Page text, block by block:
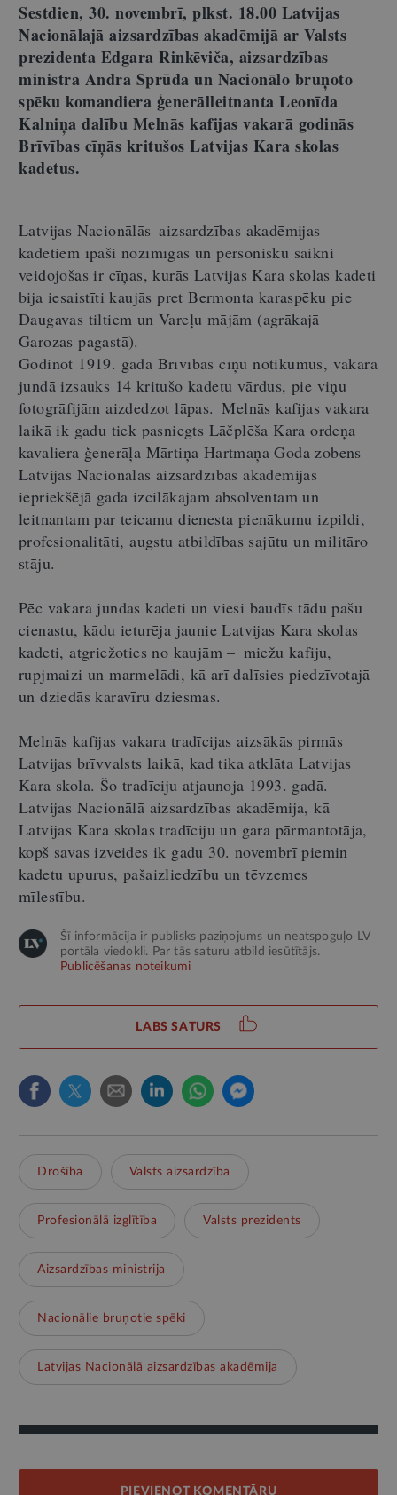
Sestdien, 30. novembrī, plkst. 18.00 Latvijas
Nacionālajā aizsardzības akadēmijā ar Valsts
prezidenta Edgara Rinkēviča, aizsardzības
ministra Andra Sprūda un Nacionālo bruņoto
spēku komandiera ģenerālleitnanta Leonīda
Kalniņa dalību Melnās kafijas vakarā godinās
Brīvības cīņās kritušos Latvijas Kara skolas
kadetus.
Latvijas Nacionālās aizsardzības akadēmijas
kadetiem īpaši nozīmīgas un personisku saikni
veidojošas ir cīņas, kurās Latvijas Kara skolas kadeti
bija iesaistīti kaujās pret Bermonta karaspēku pie
Daugavas tiltiem un Vareļu mājām (agrākajā
Garozas pagastā).
Godinot 1919. gada Brīvības cīņu notikumus, vakara
jundā izsauks 14 kritušo kadetu vārdus, pie viņu
fotogrāfijām aizdedzot lāpas. Melnās kafijas vakara
laikā ik gadu tiek pasniegts Lāčplēša Kara ordeņa
kavaliera ģenerāļa Mārtiņa Hartmaņa Goda zobens
Latvijas Nacionālās aizsardzības akadēmijas
iepriekšējā gada izcilākajam absolventam un
leitnantam par teicamu dienesta pienākumu izpildi,
profesionalitāti, augstu atbildības sajūtu un militāro
stāju.
Pēc vakara jundas kadeti un viesi baudīs tādu pašu
cienastu, kādu ieturēja jaunie Latvijas Kara skolas
kadeti, atgriežoties no kaujām – miežu kafiju,
rupjmaizi un marmelādi, kā arī dalīsies piedzīvotajā
un dziedās karavīru dziesmas.
Melnās kafijas vakara tradīcijas aizsākās pirmās
Latvijas brīvvalsts laikā, kad tika atklāta Latvijas
Kara skola. Šo tradīciju atjaunoja 1993. gadā.
Latvijas Nacionālā aizsardzības akadēmija, kā
Latvijas Kara skolas tradīciju un gara pārmantotāja,
kopš savas izveides ik gadu 30. novembrī piemin
kadetu upurus, pašaizliedzību un tēvzemes
mīlestību.
Šī informācija ir publisks paziņojums un neatspoguļo LV
portāla viedokli. Par tās saturu atbild iesūtītājs.
Publicēšanas noteikumi
LABS SATURS
Drošība Valsts aizsardzība
Profesionālā izglītība Valsts prezidents
Aizsardzības ministrija
Nacionālie bruņotie spēki
Latvijas Nacionālā aizsardzības akadēmija
PIEVIENOT KOMENTĀRU